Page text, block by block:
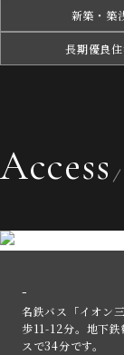
新築・築
長期優良
Access
-
名鉄バス「イオン
歩11-12分。地下
スで34分です。